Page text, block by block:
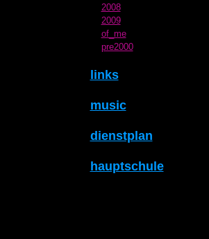
2008
2009
of_me
pre2000
links
music
dienstplan
hauptschule